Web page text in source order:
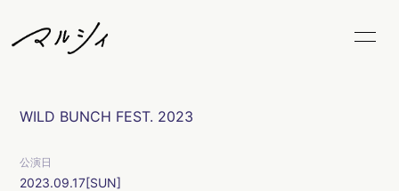
Video
WILD BUNCH FEST. 2023
公演日
2023.09.17[SUN]